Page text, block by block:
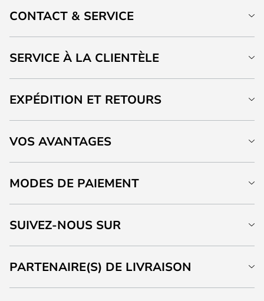
CONTACT & SERVICE
SERVICE À LA CLIENTÈLE
EXPÉDITION ET RETOURS
VOS AVANTAGES
MODES DE PAIEMENT
SUIVEZ-NOUS SUR
PARTENAIRE(S) DE LIVRAISON